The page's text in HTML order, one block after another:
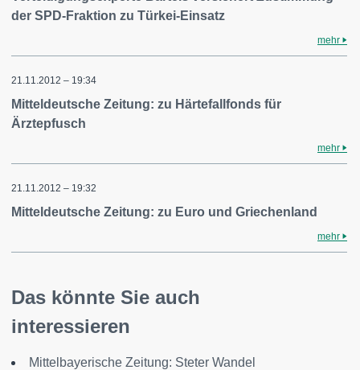
der SPD-Fraktion zu Türkei-Einsatz
mehr
21.11.2012 – 19:34
Mitteldeutsche Zeitung: zu Härtefallfonds für
Ärztepfusch
mehr
21.11.2012 – 19:32
Mitteldeutsche Zeitung: zu Euro und Griechenland
mehr
Das könnte Sie auch
interessieren
Mittelbayerische Zeitung: Steter Wandel